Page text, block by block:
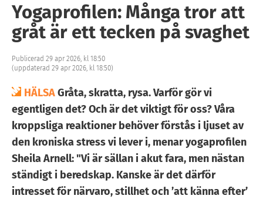
Yogaprofilen: Många tror att
gråt är ett tecken på svaghet
Publicerad 29 apr 2026, kl 18:50
(uppdaterad 29 apr 2026, kl 18:50)
HÄLSAGråta, skratta, rysa. Varför gör vi
egentligen det? Och är det viktigt för oss? Våra
kroppsliga reaktioner behöver förstås i ljuset av
den kroniska stress vi lever i, menar yogaprofilen
Sheila Arnell: "Vi är sällan i akut fara, men nästan
ständigt i beredskap. Kanske är det därför
intresset för närvaro, stillhet och ’att känna efter’